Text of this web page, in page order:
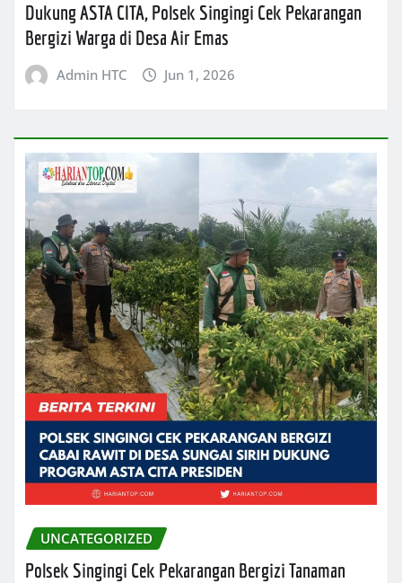
Dukung ASTA CITA, Polsek Singingi Cek Pekarangan
Bergizi Warga di Desa Air Emas
Admin HTC Jun 1, 2026
UNCATEGORIZED
Polsek Singingi Cek Pekarangan Bergizi Tanaman